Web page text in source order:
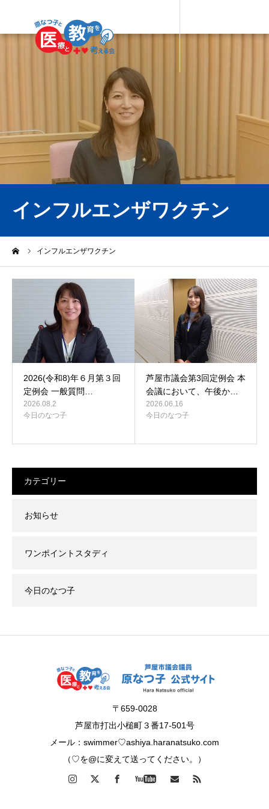
インフルエンザワクチン
インフルエンザワクチン
2026(令和8)年６月第３回
定例会 一般質問…
2026.08.2
今日のなつ子
芦屋市議会第3回定例会 本
会議において、午後か…
2026.06.16
今日のなつ子
カテゴリー
お知らせ
ワンポイントスタディ
今日のなつ子
〒659-0028
芦屋市打出小槌町３番17-501号
メール：swimmer♡ashiya.haranatsuko.com
（♡を@に変えて送ってください。）